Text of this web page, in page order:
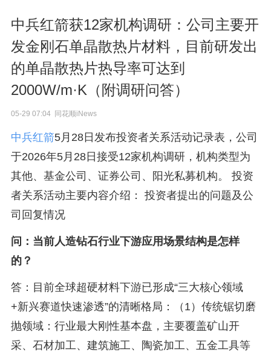
中兵红箭获12家机构调研：公司主要开
发金刚石单晶散热片材料，目前研发出
的单晶散热片热导率可达到
2000W/m·K（附调研问答）
05-29 07:04 同花顺iNews
中兵红箭5月28日发布投资者关系活动记录表，公司
于2026年5月28日接受12家机构调研，机构类型为
其他、基金公司、证券公司、阳光私募机构。 投资
者关系活动主要内容介绍： 投资者提出的问题及公
司回复情况
问：当前人造钻石行业下游应用场景结构是怎样
的？
答：目前全球超硬材料下游已形成“三大核心领域
+新兴赛道快速渗透”的清晰格局：（1）传统锯切磨
抛领域：行业最大刚性基本盘，主要覆盖矿山开
采、石材加工、建筑施工、陶瓷加工、五金工具等